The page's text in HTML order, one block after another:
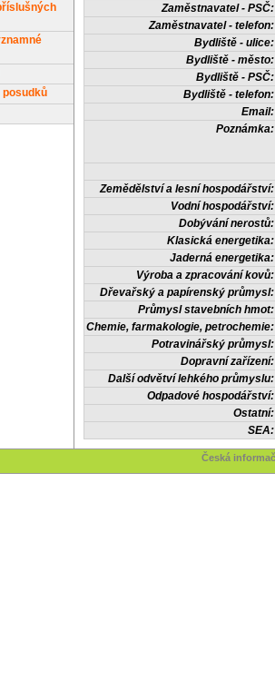
posudků
Zaměstnavatel - PSČ:
Zaměstnavatel - telefon:
Bydliště - ulice:
Bydliště - město:
Bydliště - PSČ:
Bydliště - telefon:
Email:
Poznámka:
Zemědělství a lesní hospodářství:
Vodní hospodářství:
Dobývání nerostů:
Klasická energetika:
Jaderná energetika:
Výroba a zpracování kovů:
Dřevařský a papírenský průmysl:
Průmysl stavebních hmot:
Chemie, farmakologie, petrochemie:
Potravinářský průmysl:
Dopravní zařízení:
Další odvětví lehkého průmyslu:
Odpadové hospodářství:
Ostatní:
SEA:
Česká